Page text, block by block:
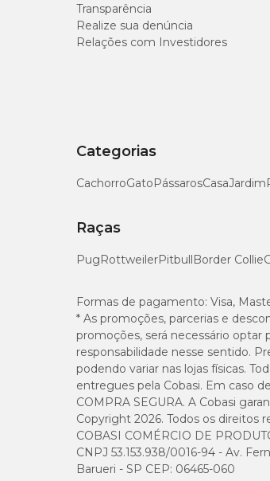
Transparência
Realize sua denúncia
Relações com Investidores
Categorias
CachorroGatoPássarosCasaJardim
Raças
PugRottweilerPitbullBorder Collie
Formas de pagamento: Visa,
* As promoções, parcerias e
promoções, será necessário
responsabilidade nesse sentido.
podendo variar nas lojas físicas.
entregues pela Cobasi. Em caso
COMPRA SEGURA. A Cobasi
Copyright 2026. Todos os direitos
COBASI COMÉRCIO DE
CNPJ 53.153.938/0016-94 - Av.
Barueri - SP CEP: 06465-060